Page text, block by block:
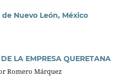
Nuevo León, México
LA EMPRESA QUERETANA
Romero Márquez